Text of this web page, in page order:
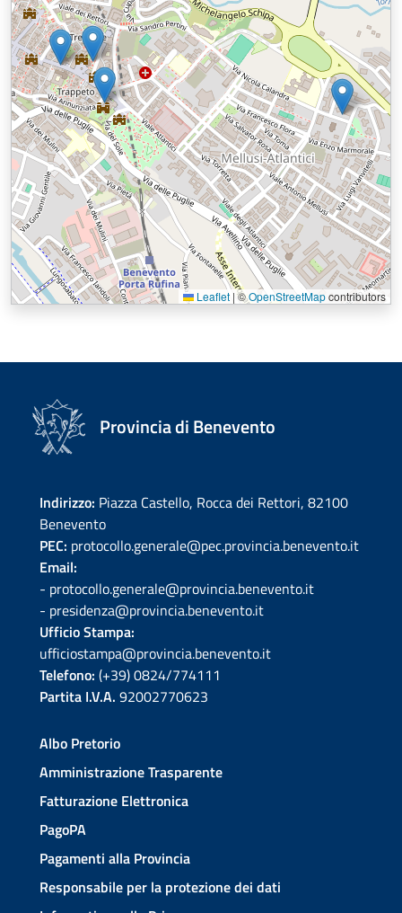
Leaflet |©OpenStreetMapcontributors
Provincia di Benevento
Indirizzo: Piazza Castello, Rocca dei Rettori, 82100
Benevento
PEC: protocollo.generale@pec.provincia.benevento.it
Email:
- protocollo.generale@provincia.benevento.it
- presidenza@provincia.benevento.it
Ufficio Stampa:
ufficiostampa@provincia.benevento.it
Telefono: (+39) 0824/774111
Partita I.V.A. 92002770623
Albo Pretorio
Amministrazione Trasparente
Fatturazione Elettronica
PagoPA
Pagamenti alla Provincia
Responsabile per la protezione dei dati